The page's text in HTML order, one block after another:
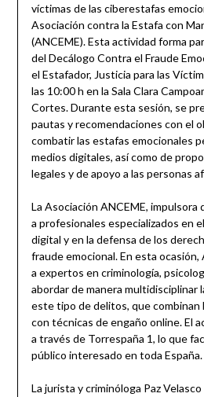
víctimas de las ciberestafas
Asociación contra la Estafa con
(ANCEME). Esta actividad forma
del Decálogo Contra el Fraude
el Estafador, Justicia para las
las 10:00 h en la Sala Clara
Cortes. Durante esta sesión, se
pautas y recomendaciones con el
combatir las estafas emocionales
medios digitales, así como de
legales y de apoyo a las personas
La Asociación ANCEME,
a profesionales especializados en
digital y en la defensa de los
fraude emocional. En esta ocasión,
a expertos en criminología,
abordar de manera multidisciplinar
este tipo de delitos, que combinan
con técnicas de engaño online. El
a través de Torrespaña 1, lo que
público interesado en toda España.
La jurista y criminóloga Paz